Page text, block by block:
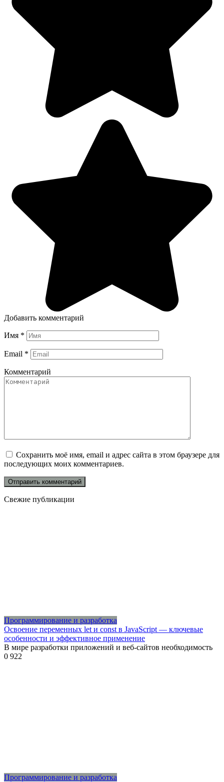
Добавить комментарий
Имя *
Email *
Комментарий
Сохранить моё имя, email и адрес сайта в этом браузере для
последующих моих комментариев.
Свежие публикации
Программирование и разработка
Освоение переменных let и const в JavaScript — ключевые
особенности и эффективное применение
В мире разработки приложений и веб-сайтов необходимость
0 922
Программирование и разработка